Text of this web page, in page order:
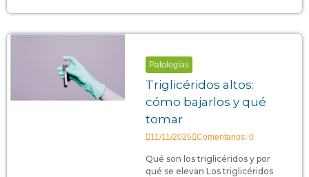
Patologías
Triglicéridos altos:
cómo bajarlos y qué
tomar
11/11/2025 Comentarios: 0
Qué son los triglicéridos y por
qué se elevan Los triglicéridos